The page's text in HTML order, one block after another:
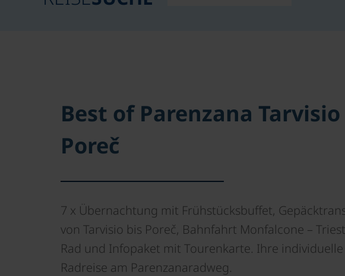
Best of Parenzana
Poreč
7 x Übernachtung mit Frühstücksbuffet,
von Tarvisio bis Poreč, Bahnfahrt Monfalcone –
Rad und Infopaket mit Tourenkarte. Ihre individuelle
Radreise am Parenzanaradweg.